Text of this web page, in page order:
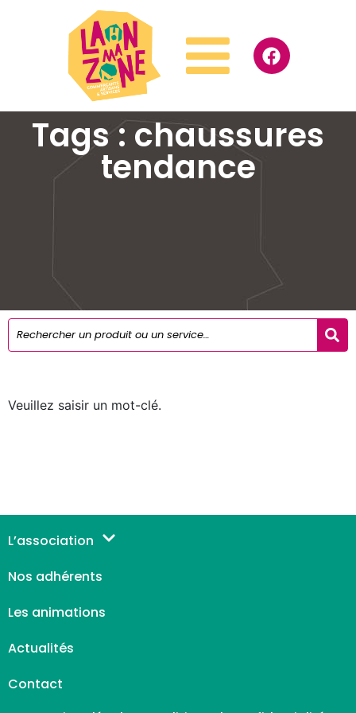
Tags : chaussures
tendance
Veuillez saisir un mot-clé.
L’association
Nos adhérents
Les animations
Actualités
Contact